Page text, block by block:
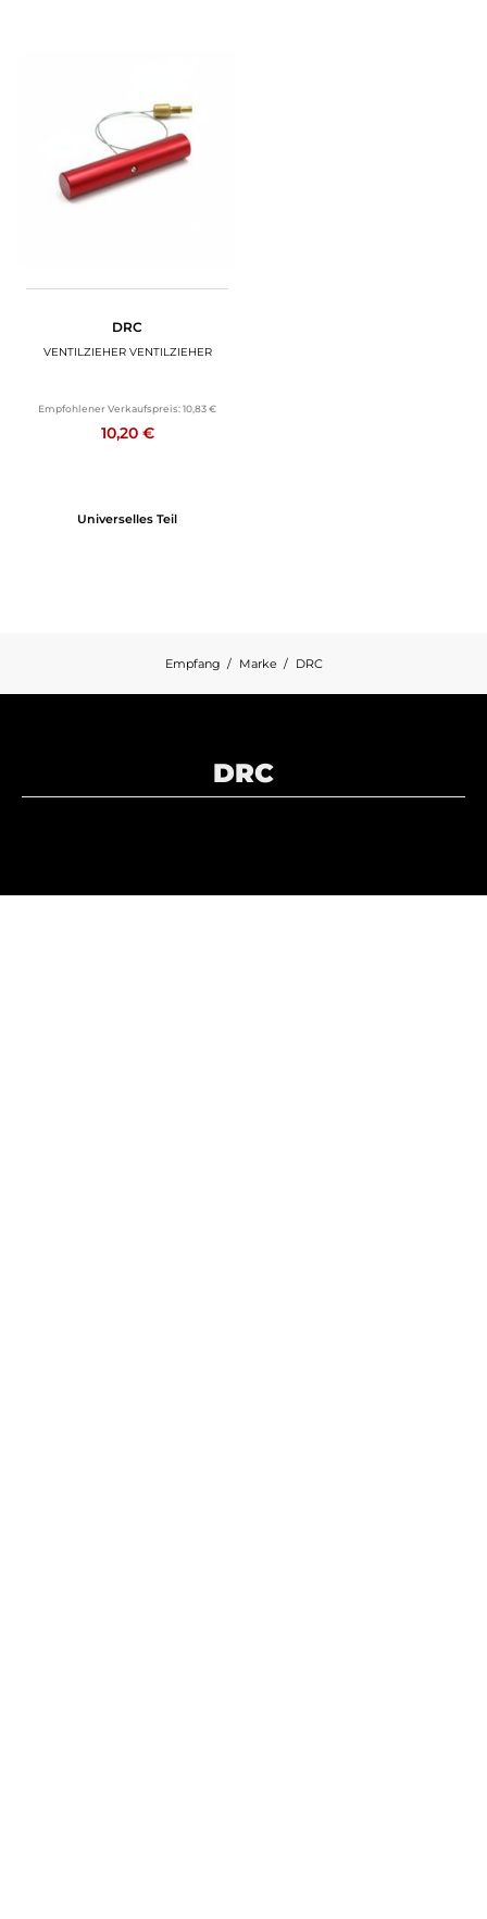
DRC
VENTILZIEHER VENTILZIEHER
Empfohlener Verkaufspreis:10,83 €
10,20 €
Universelles Teil
Empfang Marke DRC
DRC